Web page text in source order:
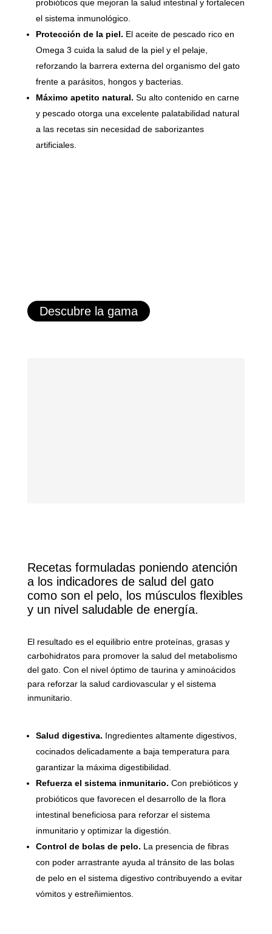
probióticos que mejoran la salud intestinal y fortalecen
el sistema inmunológico.
Protección de la piel. El aceite de pescado rico en
Omega 3 cuida la salud de la piel y el pelaje,
reforzando la barrera externa del organismo del gato
frente a parásitos, hongos y bacterias.
Máximo apetito natural. Su alto contenido en carne
y pescado otorga una excelente palatabilidad natural
a las recetas sin necesidad de saborizantes
artificiales.
Descubre la gama
Recetas formuladas poniendo atención
a los indicadores de salud del gato
como son el pelo, los músculos flexibles
y un nivel saludable de energía.
El resultado es el equilibrio entre proteínas, grasas y
carbohidratos para promover la salud del metabolismo
del gato. Con el nivel óptimo de taurina y aminoácidos
para reforzar la salud cardiovascular y el sistema
inmunitario.
Salud digestiva. Ingredientes altamente digestivos,
cocinados delicadamente a baja temperatura para
garantizar la máxima digestibilidad.
Refuerza el sistema inmunitario. Con prebióticos y
probióticos que favorecen el desarrollo de la flora
intestinal beneficiosa para reforzar el sistema
inmunitario y optimizar la digestión.
Control de bolas de pelo. La presencia de fibras
con poder arrastrante ayuda al tránsito de las bolas
de pelo en el sistema digestivo contribuyendo a evitar
vómitos y estreñimientos.